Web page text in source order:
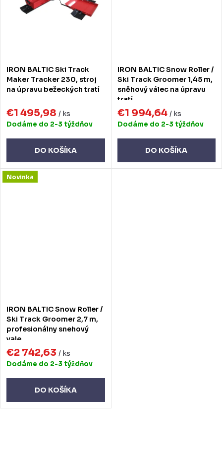
IRON BALTIC Ski Track
Maker Tracker 230, stroj
na úpravu bežeckých tratí
€1 495,98 / ks
Dodáme do 2-3 týždňov
DO KOŠÍKA
IRON BALTIC Snow Roller /
Ski Track Groomer 1,45 m,
sněhový válec na úpravu
tratí
€1 994,64 / ks
Dodáme do 2-3 týždňov
DO KOŠÍKA
Novinka
IRON BALTIC Snow Roller /
Ski Track Groomer 2,7 m,
profesionálny snehový
vale
€2 742,63 / ks
Dodáme do 2-3 týždňov
DO KOŠÍKA